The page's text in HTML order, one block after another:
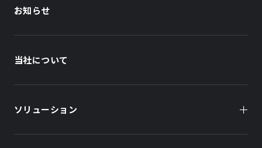
お知らせ
当社について
ソリューション